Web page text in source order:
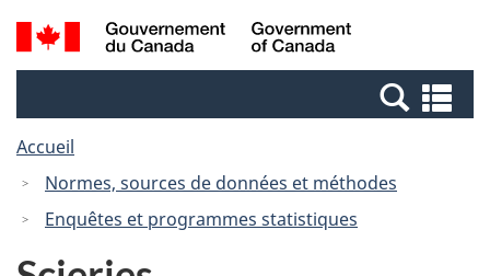
Passer
au
Passer
à
Canada
Recherche
et
et
Accueil
Normes, sources de données et méthodes
Enquêtes et programmes statistiques